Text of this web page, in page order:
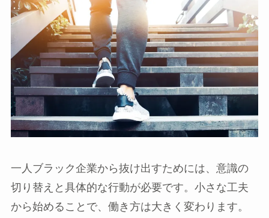
一人ブラック企業から抜け出すためには、意識の
切り替えと具体的な行動が必要です。小さな工夫
から始めることで、働き方は大きく変わります。